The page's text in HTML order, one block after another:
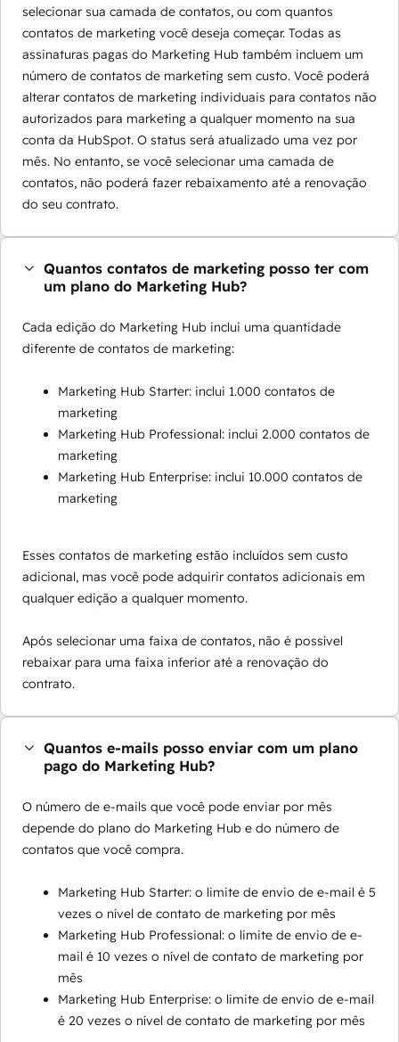
selecionar sua camada de contatos, ou com quantos
contatos de marketing você deseja começar. Todas as
assinaturas pagas do Marketing Hub também incluem um
número de contatos de marketing sem custo. Você poderá
alterar contatos de marketing individuais para contatos não
autorizados para marketing a qualquer momento na sua
conta da HubSpot. O status será atualizado uma vez por
mês. No entanto, se você selecionar uma camada de
contatos, não poderá fazer rebaixamento até a renovação
do seu contrato.
Quantos contatos de marketing posso ter com
um plano do Marketing Hub?
Cada edição do Marketing Hub inclui uma quantidade
diferente de contatos de marketing:
Marketing Hub Starter: inclui 1.000 contatos de
marketing
Marketing Hub Professional: inclui 2.000 contatos de
marketing
Marketing Hub Enterprise: inclui 10.000 contatos de
marketing
Esses contatos de marketing estão incluídos sem custo
adicional, mas você pode adquirir contatos adicionais em
qualquer edição a qualquer momento.
Após selecionar uma faixa de contatos, não é possível
rebaixar para uma faixa inferior até a renovação do
contrato.
Quantos e-mails posso enviar com um plano
pago do Marketing Hub?
O número de e-mails que você pode enviar por mês
depende do plano do Marketing Hub e do número de
contatos que você compra.
Marketing Hub Starter: o limite de envio de e-mail é 5
vezes o nível de contato de marketing por mês
Marketing Hub Professional: o limite de envio de e-
mail é 10 vezes o nível de contato de marketing por
mês
Marketing Hub Enterprise: o limite de envio de e-mail
é 20 vezes o nível de contato de marketing por mês